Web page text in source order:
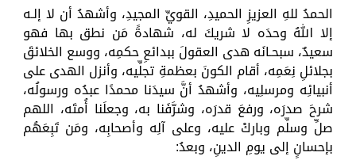
الحمدُ للهِ العزيزِ الحميدِ، القويِّ المجيدِ، وأشهدُ أن لا إلـه
إلا اللهُ وحدَه لا شريكَ له، شهادةً مَن نطق بها فهو
سعيدٌ، سبحـانَه هدى العقولَ ببدائعِ حكمِه، ووسع الخلائقَ
بجلائلِ نِعَمِه، أقام الكونَ بعظمةِ تجلِّيه، وأنزل الهدى على
أنبيائِه ومرسلِيه، وأشهدُ أنَّ سيدَنا محمدًا عبدُه ورسولُه،
شرحَ صدرَه، ورفعَ قدرَه، وشرَّفَنا به، وجعلَنا أُمتَه، اللهم
صلِّ وسلِّم وباركْ عليه، وعلى آلِه وأصحابِه، ومَن تَبِعَهُم
بإحسانٍ إلى يومِ الدينِ، وبعدُ: